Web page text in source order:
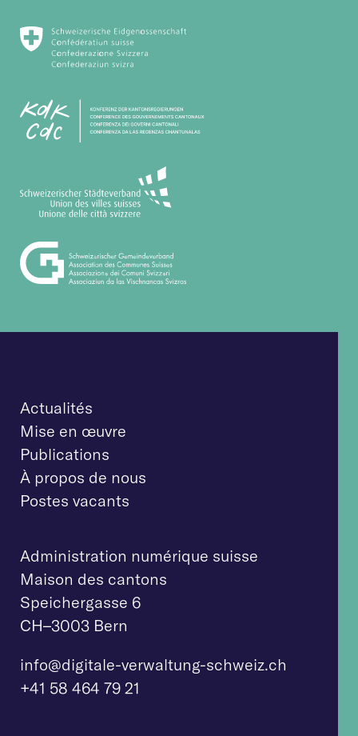
Actualités
Mise en œuvre
Publications
À propos de nous
Postes vacants
Administration numérique suisse
Maison des cantons
Speichergasse 6
CH–3003 Bern
info@digitale-verwaltung-schweiz.ch
+41 58 464 79 21